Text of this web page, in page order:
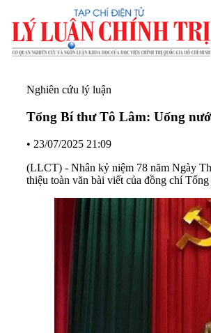
Nghiên cứu lý luận
Tổng Bí thư Tô Lâm: Uống
• 23/07/2025 21:09
(LLCT) - Nhân kỷ niệm 78 năm Ngày
thiệu toàn văn bài viết của đồng chí